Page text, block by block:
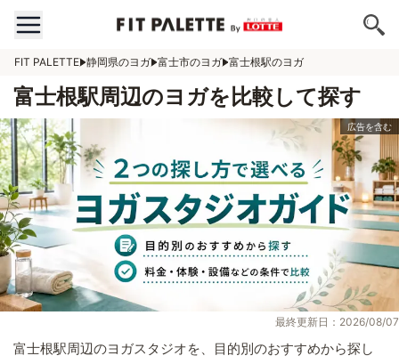
FIT PALETTE 静岡県のヨガ 富士市のヨガ 富士根駅のヨガ
富士根駅周辺のヨガを比較して探す
最終更新日：2026/08/07
富士根駅周辺のヨガスタジオを、目的別のおすすめから探し